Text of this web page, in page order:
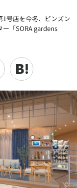
号店を今冬、ビンズン
「SORA gardens